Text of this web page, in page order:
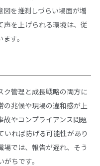
図を推測しづらい場面が増
声を上げられる環境は、従
す。
ク管理と成長戦略の両方に
の兆候や現場の違和感が上
故やコンプライアンス問題
いれば防げる可能性があり
場では、報告が遅れ、そう
ちです。